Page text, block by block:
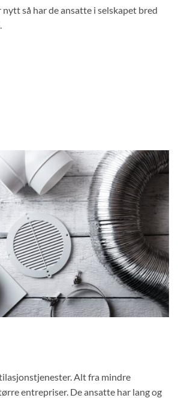
nytt så har de ansatte i selskapet bred
Alt fra mindre
entrepriser. De ansatte har lang og